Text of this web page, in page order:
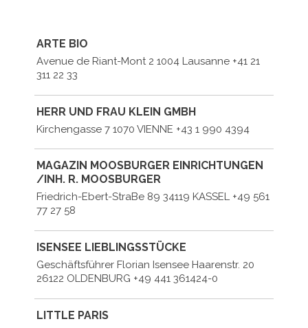
ARTE BIO
Avenue de Riant-Mont 2 1004 Lausanne +41 21
311 22 33
HERR UND FRAU KLEIN GMBH
Kirchengasse 7 1070 VIENNE +43 1 990 4394
MAGAZIN MOOSBURGER EINRICHTUNGEN
/INH. R. MOOSBURGER
Friedrich-Ebert-StraBe 89 34119 KASSEL +49 561
77 27 58
ISENSEE LIEBLINGSSTÜCKE
Geschäftsführer Florian Isensee Haarenstr. 20
26122 OLDENBURG +49 441 361424-0
LITTLE PARIS